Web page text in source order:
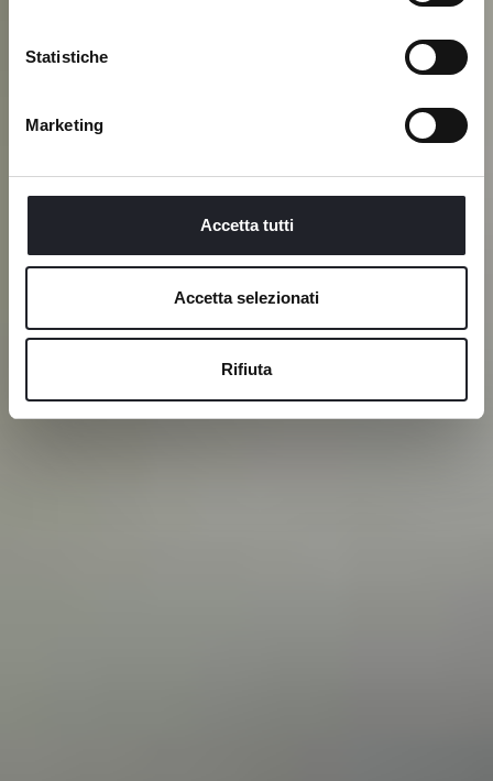
Statistiche
Marketing
Accetta tutti
Accetta selezionati
Rifiuta